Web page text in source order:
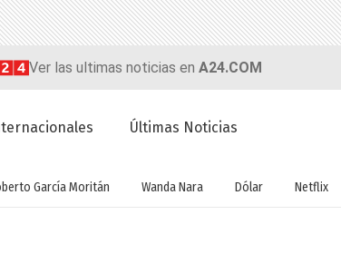
Ver las ultimas noticias en A24.COM
Últimas Noticias
García Moritán Wanda Nara Dólar Netflix